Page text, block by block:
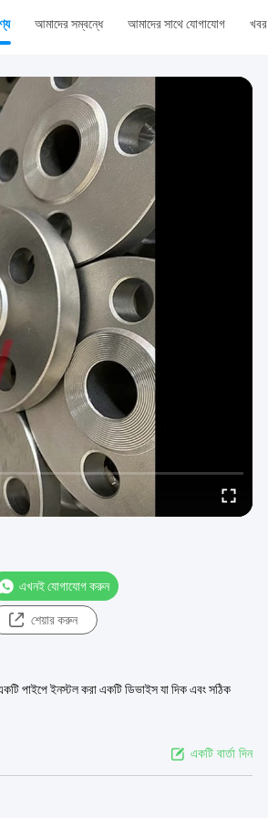
আমাদের সম্বন্ধে আমাদের সাথে যোগাযোগ খবর
এখনই যোগাযোগ করুন
শেয়ার করুন
পাইপে ইনস্টল করা একটি ডিভাইস যা দিক এবং সঠিক
একটি বার্তা দিন